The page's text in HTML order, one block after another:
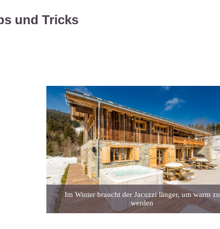
und Tricks
Im Winter braucht der Jacuzzi länger, um warm zu
werden